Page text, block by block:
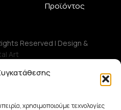
χρησιμοποιούμε τεχνολογίες
Προϊόντος
Reserved | Design &
Art